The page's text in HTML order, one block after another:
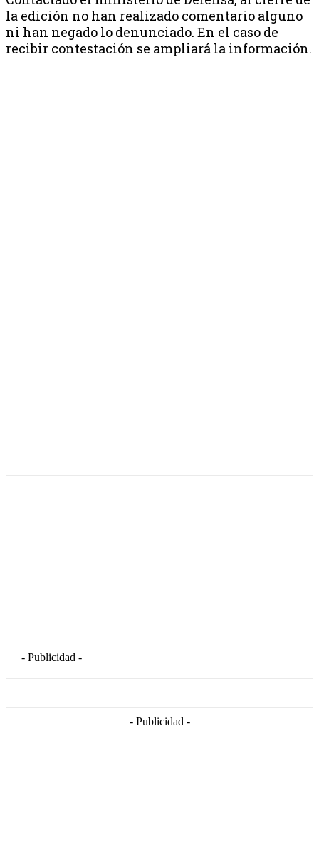
la edición no han realizado comentario alguno
ni han negado lo denunciado. En el caso de
recibir contestación se ampliará la información.
- Publicidad -
- Publicidad -